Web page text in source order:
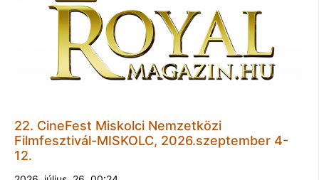
22. CineFest Miskolci Nemzetközi
Filmfesztivál-MISKOLC, 2026.szeptember 4-
12.